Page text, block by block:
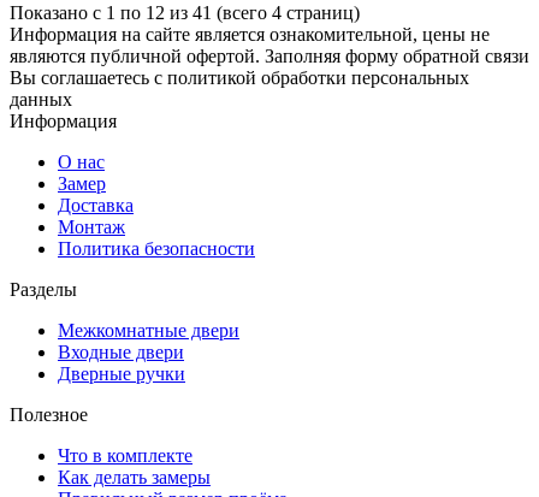
Показано с 1 по 12 из 41 (всего 4 страниц)
Информация на сайте является ознакомительной, цены не
являются публичной офертой. Заполняя форму обратной связи
Вы соглашаетесь с политикой обработки персональных
данных
Информация
О нас
Замер
Доставка
Монтаж
Политика безопасности
Разделы
Межкомнатные двери
Входные двери
Дверные ручки
Полезное
Что в комплекте
Как делать замеры